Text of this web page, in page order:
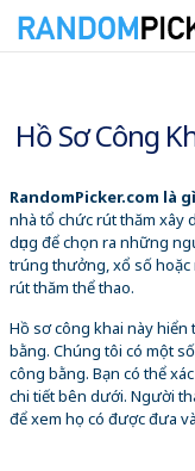
Hồ Sơ Công
RandomPicker.com là
nhà tổ chức rút thăm xây
dụng để chọn ra những
trúng thưởng, xổ số hoặc
rút thăm thể thao.
Hồ sơ công khai này
bằng. Chúng tôi có một
công bằng. Bạn có thể
chi tiết bên dưới. Người
để xem họ có được đưa